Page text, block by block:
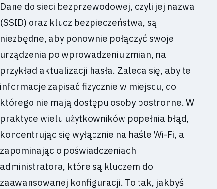
Dane do sieci bezprzewodowej, czyli jej nazwa
(SSID) oraz klucz bezpieczeństwa, są
niezbędne, aby ponownie połączyć swoje
urządzenia po wprowadzeniu zmian, na
przykład aktualizacji hasła. Zaleca się, aby te
informacje zapisać fizycznie w miejscu, do
którego nie mają dostępu osoby postronne. W
praktyce wielu użytkowników popełnia błąd,
koncentrując się wyłącznie na haśle Wi-Fi, a
zapominając o poświadczeniach
administratora, które są kluczem do
zaawansowanej konfiguracji. To tak, jakbyś